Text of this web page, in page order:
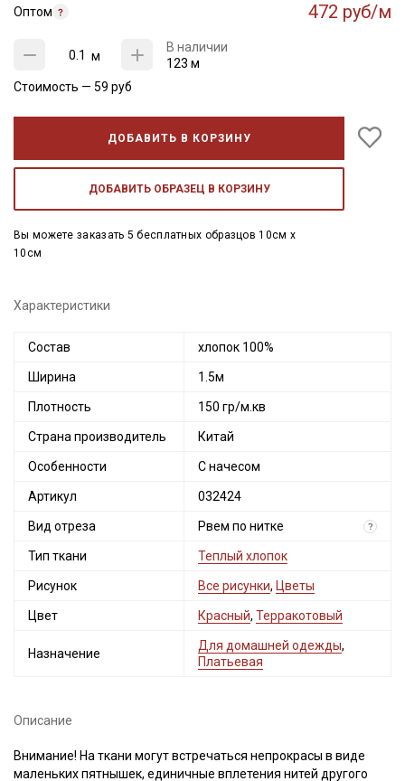
Оптом 472 руб/м
м
В наличии
123 м
Стоимость — 59 руб
ДОБАВИТЬ В КОРЗИНУ
ДОБАВИТЬ ОБРАЗЕЦ В КОРЗИНУ
Вы можете заказать 5 бесплатных образцов 10см x
10см
Характеристики
Состав хлопок 100%
Ширина 1.5м
Плотность 150 гр/м.кв
Страна производитель Китай
Особенности С начесом
Артикул 032424
Вид отреза Рвем по нитке ?
Тип ткани Теплый хлопок
Рисунок Все рисунки, Цветы
Цвет Красный, Терракотовый
Назначение
Для домашней одежды,
Платьевая
Описание
Внимание! На ткани могут встречаться непрокрасы в виде
маленьких пятнышек, единичные вплетения нитей другого